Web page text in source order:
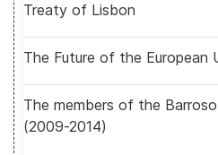
Treaty of Lisbon
The Future of the European
The members of the
(2009-2014)